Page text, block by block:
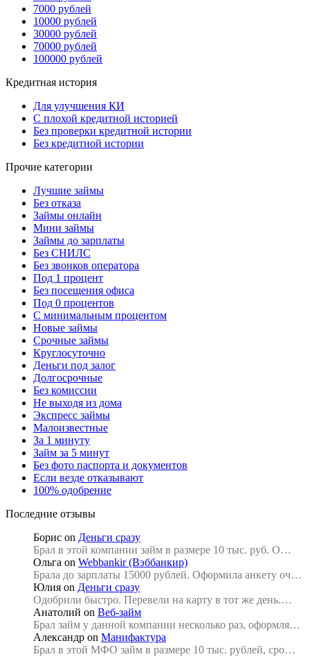
7000 рублей
10000 рублей
30000 рублей
70000 рублей
100000 рублей
Кредитная история
Для улучшения КИ
С плохой кредитной историей
Без проверки кредитной истории
Без кредитной истории
Прочие категории
Лучшие займы
Без отказа
Займы онлайн
Мини займы
Займы до зарплаты
Без СНИЛС
Без звонков оператора
Под 1 процент
Без посещения офиса
Под 0 процентов
С минимальным процентом
Новые займы
Срочные займы
Круглосуточно
Деньги под залог
Долгосрочные
Без комиссии
Не выходя из дома
Экспресс займы
Малоизвестные
За 1 минуту
Займ за 5 минут
Без фото паспорта и документов
Если везде отказывают
100% одобрение
Последние отзывы
Борис on Деньги сразу
Брал в этой компании займ в размере 10 тыс. руб. О…
Ольга on Webbankir (Вэббанкир)
Брала до зарплаты 15000 рублей. Оформила анкету оч…
Юлия on Деньги сразу
Одобрили быстро. Перевели на карту в тот же день.…
Анатолий on Веб-займ
Брал займ у данной компании несколько раз, оформля…
Александр on Манифактура
Брал в этой МФО займ в размере 10 тыс. рублей, сро…